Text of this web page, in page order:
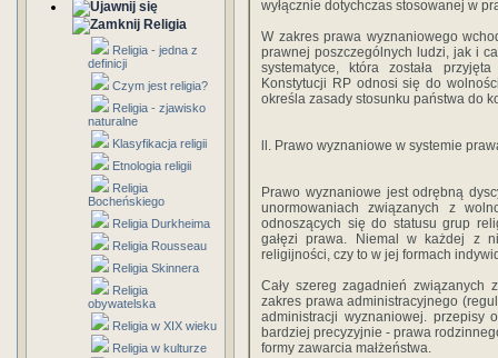
Religia
Religia - jedna z
definicji
Czym jest religia?
Religia - zjawisko
naturalne
Klasyfikacja religii
Etnologia religii
Religia
Bocheńskiego
Religia Durkheima
Religia Rousseau
Religia Skinnera
Religia
obywatelska
Religia w XIX wieku
Religia w kulturze
wyłącznie dotychczas stosowanej w
W zakres prawa wyznaniowego
prawnej poszczególnych ludzi, jak i
systematyce, która została
Konstytucji RP odnosi się do
określa zasady stosunku państwa do
ll. Prawo wyznaniowe w systemie
Prawo wyznaniowe jest odrębną
unormowaniach związanych z
odnoszących się do statusu grup
gałęzi prawa. Niemal w każdej z
religijności, czy to w jej formach
Cały szereg zagadnień
zakres prawa administracyjnego
administracji wyznaniowej. przepisy
bardziej precyzyjnie - prawa
formy zawarcia małżeństwa.